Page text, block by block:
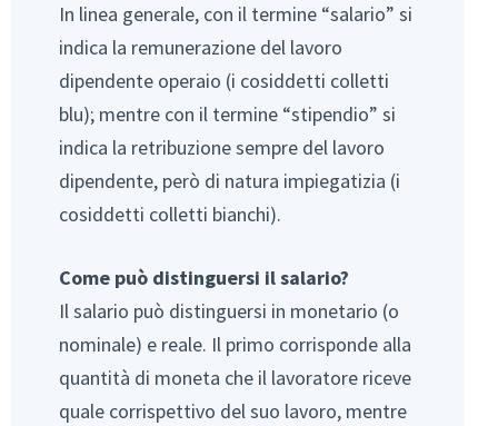
In linea generale, con il termine “salario” si
indica la remunerazione del lavoro
dipendente operaio (i cosiddetti colletti
blu); mentre con il termine “stipendio” si
indica la retribuzione sempre del lavoro
dipendente, però di natura impiegatizia (i
cosiddetti colletti bianchi).
Come può distinguersi il salario?
Il salario può distinguersi in monetario (o
nominale) e reale. Il primo corrisponde alla
quantità di moneta che il lavoratore riceve
quale corrispettivo del suo lavoro, mentre